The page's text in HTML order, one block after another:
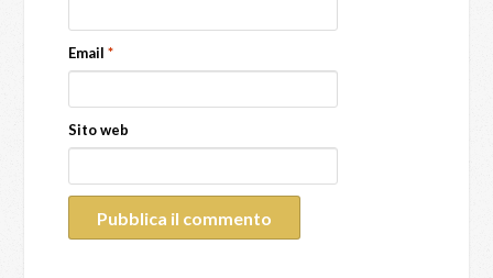
Email*
Sito web